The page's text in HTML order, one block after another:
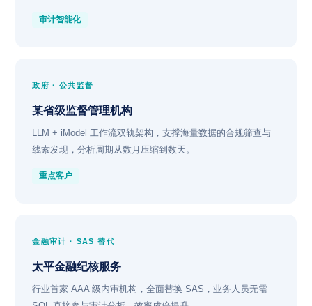
审计智能化
政府 · 公共监督
某省级监督管理机构
LLM + iModel 工作流双轨架构，支撑海量数据的合规筛查与
线索发现，分析周期从数月压缩到数天。
重点客户
金融审计 · SAS 替代
太平金融纪核服务
行业首家 AAA 级内审机构，全面替换 SAS，业务人员无需